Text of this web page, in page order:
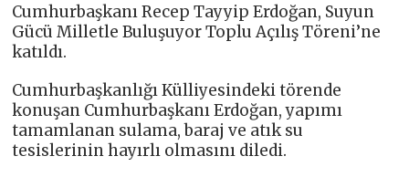
Cumhurbaşkanı Recep Tayyip Erdoğan, Suyun
Gücü Milletle Buluşuyor Toplu Açılış Töreni’ne
katıldı.
Cumhurbaşkanlığı Külliyesindeki törende
konuşan Cumhurbaşkanı Erdoğan, yapımı
tamamlanan sulama, baraj ve atık su
tesislerinin hayırlı olmasını diledi.